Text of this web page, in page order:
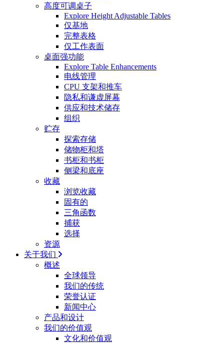
高度可调桌子
Explore Height Adjustable Tables
仅基地
完整表格
仅工作表面
桌面强功能
Explore Table Enhancements
电线管理
CPU 支架和推车
隐私和谦虚屏幕
供应和技术储存
组织
贮存
探索存储
储物柜和塔
书柜和书柜
侧梁和底座
收藏
浏览收藏
固有的
三角函数
捕获
选择
资源
关于我们
概述
全球领导
我们的传统
荣誉认证
新闻中心
产品和设计
我们的价值观
文化和价值观